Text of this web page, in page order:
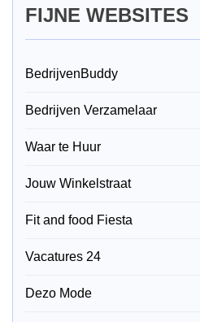
FIJNE WEBSITES
BedrijvenBuddy
Bedrijven Verzamelaar
Waar te Huur
Jouw Winkelstraat
Fit and food Fiesta
Vacatures 24
Dezo Mode